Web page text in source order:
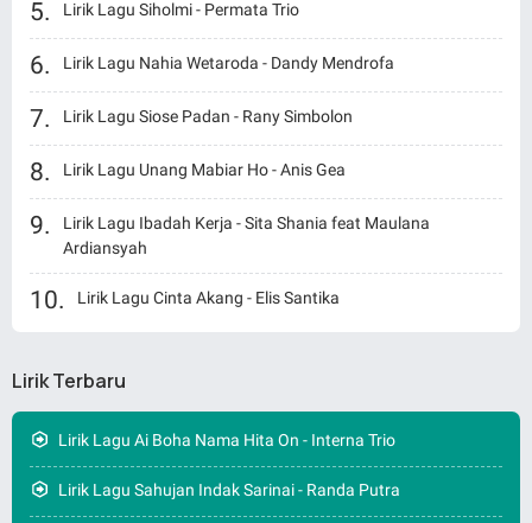
Lirik Lagu Siholmi - Permata Trio
Lirik Lagu Nahia Wetaroda - Dandy Mendrofa
Lirik Lagu Siose Padan - Rany Simbolon
Lirik Lagu Unang Mabiar Ho - Anis Gea
Lirik Lagu Ibadah Kerja - Sita Shania feat Maulana
Ardiansyah
Lirik Lagu Cinta Akang - Elis Santika
Lirik Terbaru
Lirik Lagu Ai Boha Nama Hita On - Interna Trio
Lirik Lagu Sahujan Indak Sarinai - Randa Putra